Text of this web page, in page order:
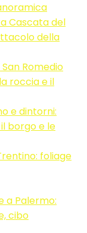
Cascata del
della
Romedio
roccia e il
e dintorni:
borgo e le
foliage
a Palermo:
cibo